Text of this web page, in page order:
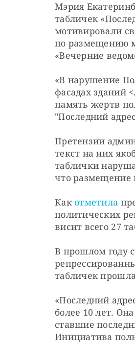
Мэрия
табличек
мотивировали
по размещению
«Вечерние
«В нарушение
фасадах зданий
память жертв
"Последний
Претензии
текст на них
таблички
что размещение
Как отметила
политических
висит всего 27
В прошлом году
табличек
«Последний
более 10 лет.
ставшие
Инициатива